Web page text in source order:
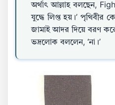
অর্থাৎ আল্লাহ বলছেন,
যুদ্ধে লিপ্ত হয়।’ পৃথিবীর
জামাই আদর দিয়ে বরণ করে
ভদ্রলোক বললেন, ‘না।’